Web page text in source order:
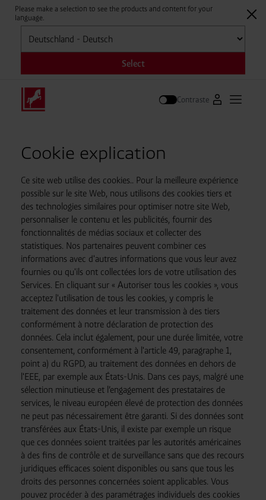
Please make a selection to see the products and content for your
language.
Sélectionner
Select
Contraste Vers leOuvrir
Cookie explication
Ce site web utilise des cookies.. Pour la meilleure expérience
possible sur le site Web, nous utilisons des cookies tiers et
des technologies similaires pour optimiser notre site Web,
personnaliser le contenu et les publicités, fournir des
fonctionnalités de médias sociaux et collecter des
statistiques. Nos partenaires peuvent combiner ces
informations avec d'autres informations que vous leur avez
fournies ou qu'ils ont collectées lors de votre utilisation des
Services. En cliquant sur « Autoriser tous les cookies », vous
acceptez l'utilisation de tous les cookies, y compris le
traitement des données et leur transmission à des tiers
conformément à notre déclaration de protection des
données. Cela inclut également, pour une durée limitée, votre
consentement, conformément à l'article 49, paragraphe 1,
point a) du RGPD, au traitement des données en dehors de
l'EEE, par exemple aux États-Unis. Dans ces pays, malgré une
sélection minutieuse et l’engagement des prestataires de
services, le niveau européen élevé de protection des données
ne peut pas nécessairement être garanti. Si des données sont
transférées aux États-Unis, il existe par exemple un risque
que ces données soient traitées par les autorités américaines
à des fins de contrôle et de surveillance sans que des recours
juridiques efficaces soient disponibles ou sans que tous les
droits des personnes concernées soient applicables. Vous
pouvez procéder à des paramétrages individuels des cookies